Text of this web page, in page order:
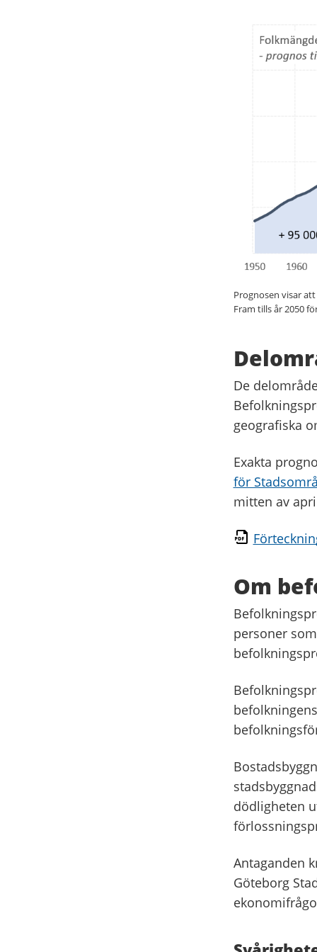
Prognosen visar
Fram tills år 2050
De
geografiska
Exakta
för
mitten av
Om
personer
dödligheten
Antaganden
Göteborg